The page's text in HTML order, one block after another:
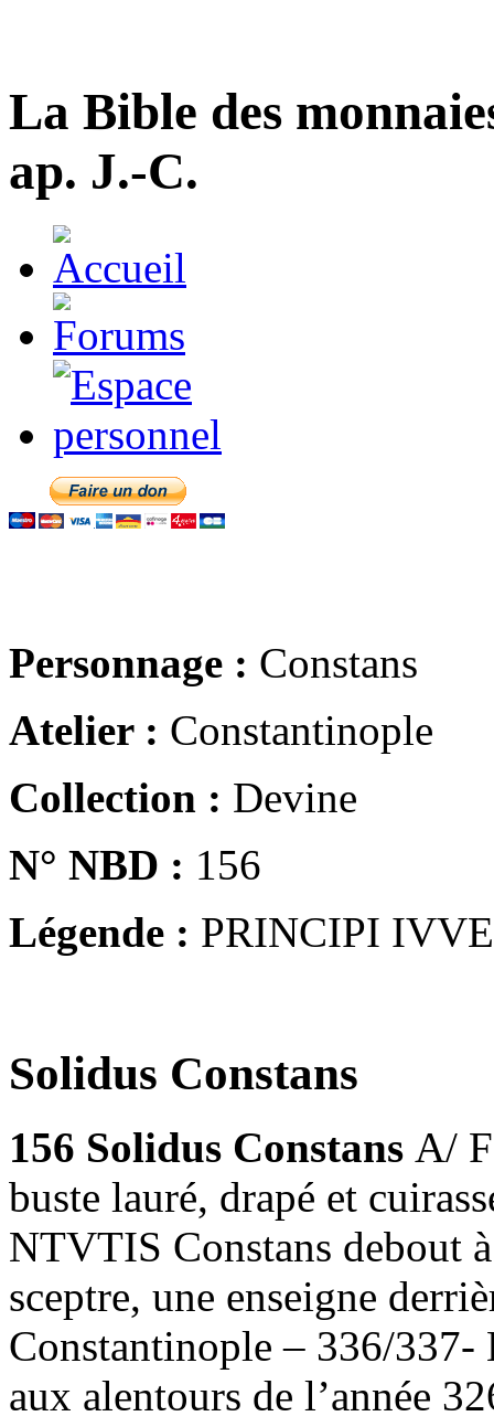
La Bible des
ap. J.-C.
Personnage : Constans
Atelier : Constantinople
Collection : Devine
N° NBD : 156
Légende : PRINCIPI
Solidus Constans
156 Solidus Constans A/
buste lauré, drapé et
NTVTIS Constans debout
sceptre, une enseigne
Constantinople – 336/337-
aux alentours de l’année